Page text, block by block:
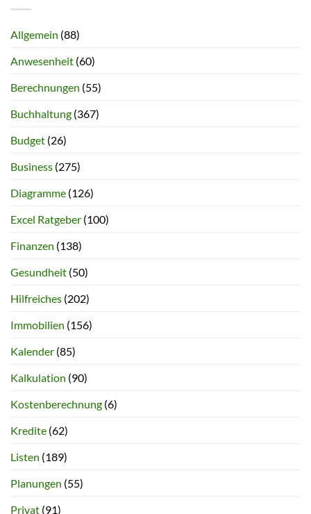
Allgemein (88)
Anwesenheit (60)
Berechnungen (55)
Buchhaltung (367)
Budget (26)
Business (275)
Diagramme (126)
Excel Ratgeber (100)
Finanzen (138)
Gesundheit (50)
Hilfreiches (202)
Immobilien (156)
Kalender (85)
Kalkulation (90)
Kostenberechnung (6)
Kredite (62)
Listen (189)
Planungen (55)
Privat (91)